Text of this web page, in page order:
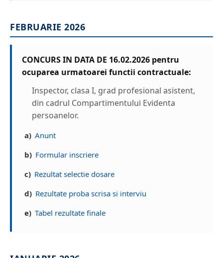
FEBRUARIE 2026
CONCURS IN DATA DE 16.02.2026 pentru
ocuparea urmatoarei functii contractuale:
Inspector, clasa I, grad profesional asistent,
din cadrul Compartimentului Evidenta
persoanelor.
a) Anunt
b) Formular inscriere
c) Rezultat selectie dosare
d) Rezultate proba scrisa si interviu
e) Tabel rezultate finale